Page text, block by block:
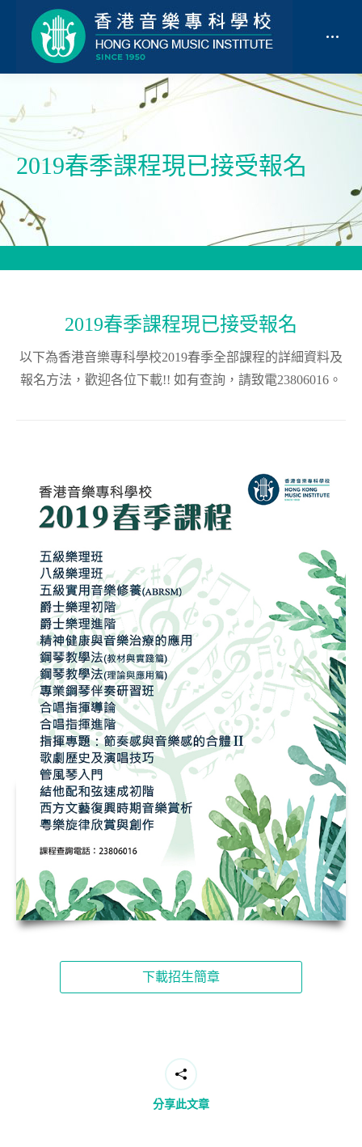
2019春季課程現已接受報名
2019春季課程現已接受報名
以下為香港音樂專科學校2019春季全部課程的詳細資料及
報名方法，歡迎各位下載!! 如有查詢，請致電23806016。
下載招生簡章
分享此文章